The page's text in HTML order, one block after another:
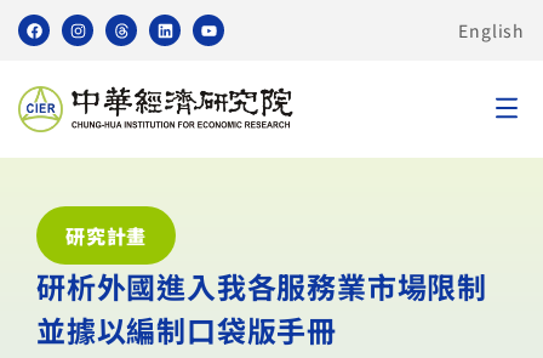
English
研究計畫
研析外國進入我各服務業市場限制
並據以編制口袋版手冊